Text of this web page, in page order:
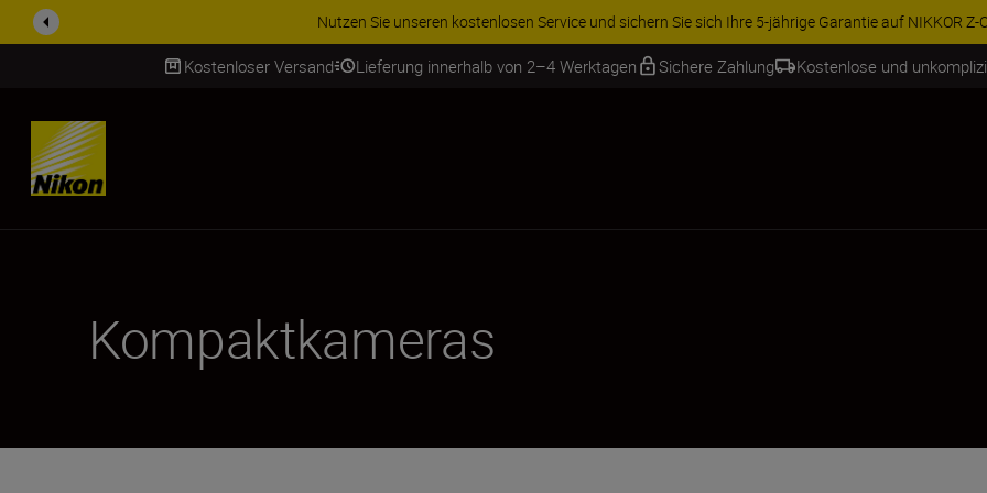
Nutzen Sie unseren kostenlosen Service und sichern Sie sich Ihre 5-jährige Garantie auf NIKKOR Z-Obj...
Kostenloser Versand Lieferung innerhalb von 2–4 Werktagen Sichere Zahlung Kostenlose und
SKIP
Kompaktkameras